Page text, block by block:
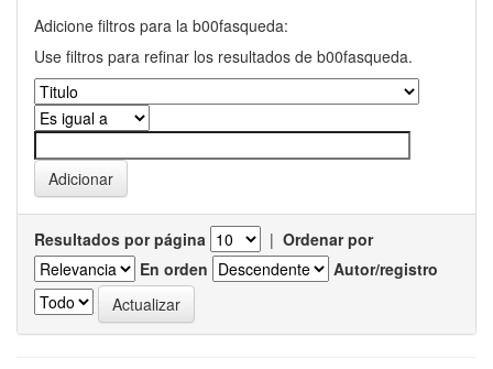
Adicione filtros para la b00fasqueda:
Use filtros para refinar los resultados de b00fasqueda.
Resultados por página | Ordenar por
En orden
Autor/registro